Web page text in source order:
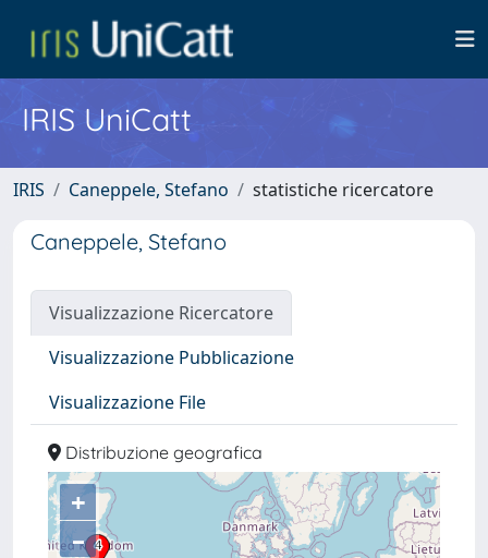
IRIS UniCatt
IRIS Caneppele, Stefano statistiche ricercatore
Caneppele, Stefano
Visualizzazione Ricercatore
Visualizzazione Pubblicazione
Visualizzazione File
Distribuzione geografica
+
–